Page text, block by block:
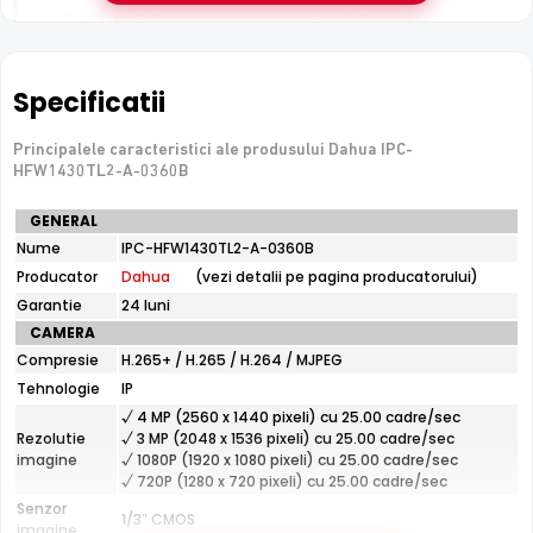
Garantie 24 luni si suport tehnic gratuit in romana
Nu are slot de card — inregistrarea necesita un NVR sau
server
e-Camere.ro recomanda acest produs pentru:
curtea si exteriorul casei; instalari profesionale cu
cablare UTP structurata.
Dahua IPC-HFW1430TL2-A-0360B dispune de iluminare
Specificatii
Principalele caracteristici ale produsului Dahua IPC-
HFW1430TL2-A-0360B
Specificatii
tehnice
Dahua
IPC-
HFW1430TL2-
A-
0360B
GENERAL
Nume
IPC-HFW1430TL2-A-0360B
Producator
Dahua
(vezi detalii pe pagina producatorului)
Garantie
24 luni
CAMERA
Compresie
H.265+ / H.265 / H.264 / MJPEG
Tehnologie
IP
Rezolutie
imagine
√ 4 MP (2560 x 1440 pixeli) cu 25.00 cadre/sec
√ 3 MP (2048 x 1536 pixeli) cu 25.00 cadre/sec
√ 1080P (1920 x 1080 pixeli) cu 25.00 cadre/sec
√ 720P (1280 x 720 pixeli) cu 25.00 cadre/sec
Senzor
1/3″ CMOS